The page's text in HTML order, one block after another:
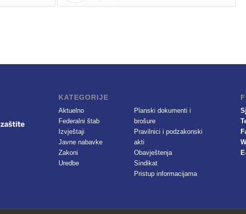
KATEGORIJE
Aktuelno
Federalni štab
Izvještaji
Javne nabavke
Zakoni
Uredbe
Planski dokumenti i
brošure
Pravilnici i podzakonski
akti
Obavještenja
Sindikat
Pristup informacijama